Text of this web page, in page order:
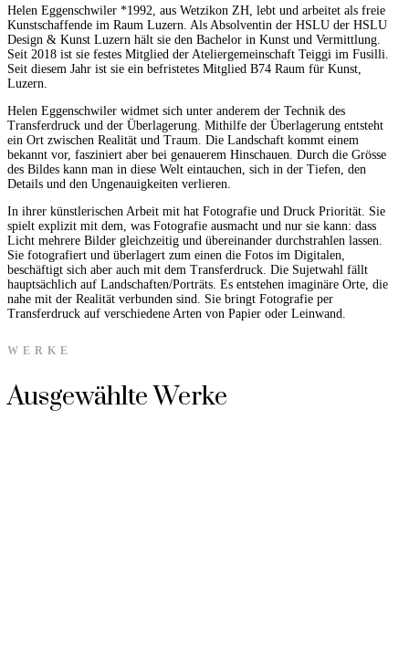
Helen Eggenschwiler *1992, aus Wetzikon ZH, lebt und arbeitet als freie
Kunstschaffende im Raum Luzern. Als Absolventin der HSLU der HSLU
Design & Kunst Luzern hält sie den Bachelor in Kunst und Vermittlung.
Seit 2018 ist sie festes Mitglied der Ateliergemeinschaft Teiggi im Fusilli.
Seit diesem Jahr ist sie ein befristetes Mitglied B74 Raum für Kunst,
Luzern.
Helen Eggenschwiler widmet sich unter anderem der Technik des
Transferdruck und der Überlagerung. Mithilfe der Überlagerung entsteht
ein Ort zwischen Realität und Traum. Die Landschaft kommt einem
bekannt vor, fasziniert aber bei genauerem Hinschauen. Durch die Grösse
des Bildes kann man in diese Welt eintauchen, sich in der Tiefen, den
Details und den Ungenauigkeiten verlieren.
In ihrer künstlerischen Arbeit mit hat Fotografie und Druck Priorität. Sie
spielt explizit mit dem, was Fotografie ausmacht und nur sie kann: dass
Licht mehrere Bilder gleichzeitig und übereinander durchstrahlen lassen.
Sie fotografiert und überlagert zum einen die Fotos im Digitalen,
beschäftigt sich aber auch mit dem Transferdruck. Die Sujetwahl fällt
hauptsächlich auf Landschaften/Porträts. Es entstehen imaginäre Orte, die
nahe mit der Realität verbunden sind. Sie bringt Fotografie per
Transferdruck auf verschiedene Arten von Papier oder Leinwand.
WERKE
Ausgewählte Werke